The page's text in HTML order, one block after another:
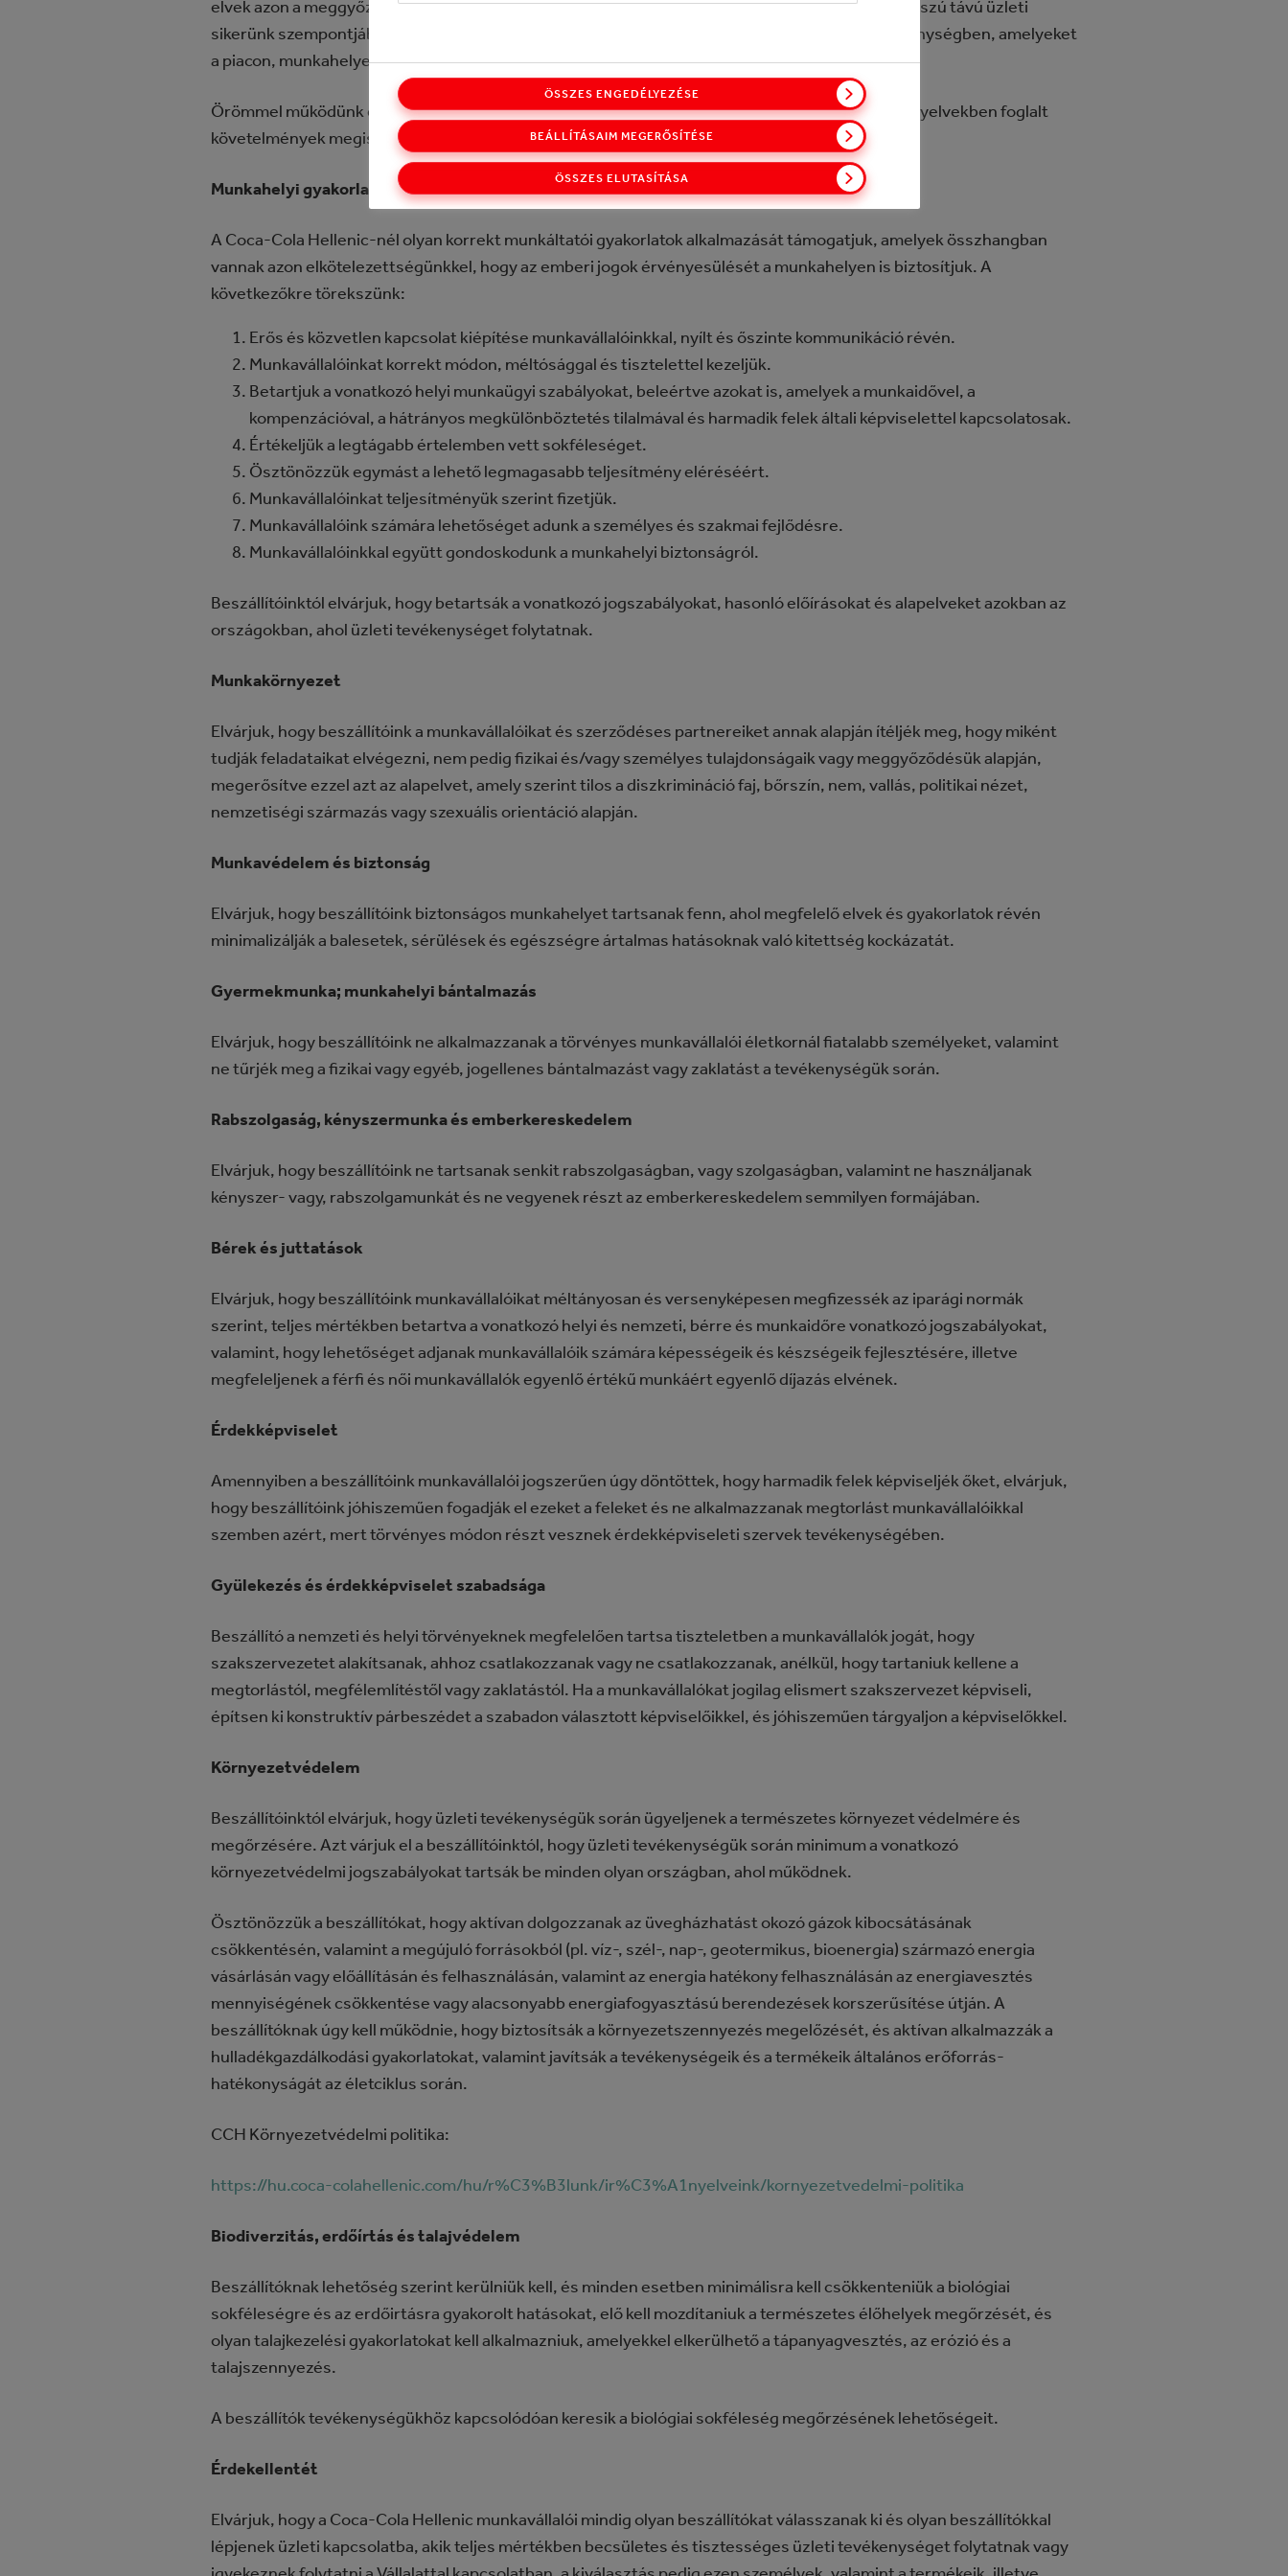
elvek azon a meggyőződésen alapulnak, hogy a társadalmi szerepvállalás alapvetően fontos hosszú távú üzleti
sikerünk szempontjából, ennek pedig meg kell nyilvánulnia azokban a kapcsolatokban és tevékenységben, amelyeket
a piacon, munkahelyeken, környezettel és a közösségekkel alakítunk ki és végzünk.
Örömmel működünk együtt a beszállítókkal annak érdekében, hogy biztosítsuk a Beszállítói Irányelvekben foglalt
követelmények megismerését és teljesítését.
Munkahelyi gyakorlatok
A Coca-Cola Hellenic-nél olyan korrekt munkáltatói gyakorlatok alkalmazását támogatjuk, amelyek összhangban
vannak azon elkötelezettségünkkel, hogy az emberi jogok érvényesülését a munkahelyen is biztosítjuk. A
következőkre törekszünk:
Erős és közvetlen kapcsolat kiépítése munkavállalóinkkal, nyílt és őszinte kommunikáció révén.
Munkavállalóinkat korrekt módon, méltósággal és tisztelettel kezeljük.
Betartjuk a vonatkozó helyi munkaügyi szabályokat, beleértve azokat is, amelyek a munkaidővel, a
kompenzációval, a hátrányos megkülönböztetés tilalmával és harmadik felek általi képviselettel kapcsolatosak.
Értékeljük a legtágabb értelemben vett sokféleséget.
Ösztönözzük egymást a lehető legmagasabb teljesítmény eléréséért.
Munkavállalóinkat teljesítményük szerint fizetjük.
Munkavállalóink számára lehetőséget adunk a személyes és szakmai fejlődésre.
Munkavállalóinkkal együtt gondoskodunk a munkahelyi biztonságról.
Beszállítóinktól elvárjuk, hogy betartsák a vonatkozó jogszabályokat, hasonló előírásokat és alapelveket azokban az
országokban, ahol üzleti tevékenységet folytatnak.
Munkakörnyezet
Elvárjuk, hogy beszállítóink a munkavállalóikat és szerződéses partnereiket annak alapján ítéljék meg, hogy miként
tudják feladataikat elvégezni, nem pedig fizikai és/vagy személyes tulajdonságaik vagy meggyőződésük alapján,
megerősítve ezzel azt az alapelvet, amely szerint tilos a diszkrimináció faj, bőrszín, nem, vallás, politikai nézet,
nemzetiségi származás vagy szexuális orientáció alapján.
Munkavédelem és biztonság
Elvárjuk, hogy beszállítóink biztonságos munkahelyet tartsanak fenn, ahol megfelelő elvek és gyakorlatok révén
minimalizálják a balesetek, sérülések és egészségre ártalmas hatásoknak való kitettség kockázatát.
Gyermekmunka; munkahelyi bántalmazás
Elvárjuk, hogy beszállítóink ne alkalmazzanak a törvényes munkavállalói életkornál fiatalabb személyeket, valamint
ne tűrjék meg a fizikai vagy egyéb, jogellenes bántalmazást vagy zaklatást a tevékenységük során.
Rabszolgaság, kényszermunka és emberkereskedelem
Elvárjuk, hogy beszállítóink ne tartsanak senkit rabszolgaságban, vagy szolgaságban, valamint ne használjanak
kényszer- vagy, rabszolgamunkát és ne vegyenek részt az emberkereskedelem semmilyen formájában.
Bérek és juttatások
Elvárjuk, hogy beszállítóink munkavállalóikat méltányosan és versenyképesen megfizessék az iparági normák
szerint, teljes mértékben betartva a vonatkozó helyi és nemzeti, bérre és munkaidőre vonatkozó jogszabályokat,
valamint, hogy lehetőséget adjanak munkavállalóik számára képességeik és készségeik fejlesztésére, illetve
megfeleljenek a férfi és női munkavállalók egyenlő értékű munkáért egyenlő díjazás elvének.
Érdekképviselet
Amennyiben a beszállítóink munkavállalói jogszerűen úgy döntöttek, hogy harmadik felek képviseljék őket, elvárjuk,
hogy beszállítóink jóhiszeműen fogadják el ezeket a feleket és ne alkalmazzanak megtorlást munkavállalóikkal
szemben azért, mert törvényes módon részt vesznek érdekképviseleti szervek tevékenységében.
Gyülekezés és érdekképviselet szabadsága
Beszállító a nemzeti és helyi törvényeknek megfelelően tartsa tiszteletben a munkavállalók jogát, hogy
szakszervezetet alakítsanak, ahhoz csatlakozzanak vagy ne csatlakozzanak, anélkül, hogy tartaniuk kellene a
megtorlástól, megfélemlítéstől vagy zaklatástól. Ha a munkavállalókat jogilag elismert szakszervezet képviseli,
építsen ki konstruktív párbeszédet a szabadon választott képviselőikkel, és jóhiszeműen tárgyaljon a képviselőkkel.
Környezetvédelem
Beszállítóinktól elvárjuk, hogy üzleti tevékenységük során ügyeljenek a természetes környezet védelmére és
megőrzésére. Azt várjuk el a beszállítóinktól, hogy üzleti tevékenységük során minimum a vonatkozó
környezetvédelmi jogszabályokat tartsák be minden olyan országban, ahol működnek.
Ösztönözzük a beszállítókat, hogy aktívan dolgozzanak az üvegházhatást okozó gázok kibocsátásának
csökkentésén, valamint a megújuló forrásokból (pl. víz-, szél-, nap-, geotermikus, bioenergia) származó energia
vásárlásán vagy előállításán és felhasználásán, valamint az energia hatékony felhasználásán az energiavesztés
mennyiségének csökkentése vagy alacsonyabb energiafogyasztású berendezések korszerűsítése útján. A
beszállítóknak úgy kell működnie, hogy biztosítsák a környezetszennyezés megelőzését, és aktívan alkalmazzák a
hulladékgazdálkodási gyakorlatokat, valamint javítsák a tevékenységeik és a termékeik általános erőforrás-
hatékonyságát az életciklus során.
CCH Környezetvédelmi politika:
https://hu.coca-colahellenic.com/hu/r%C3%B3lunk/ir%C3%A1nyelveink/kornyezetvedelmi-politika
Biodiverzitás, erdőírtás és talajvédelem
Beszállítóknak lehetőség szerint kerülniük kell, és minden esetben minimálisra kell csökkenteniük a biológiai
sokféleségre és az erdőirtásra gyakorolt hatásokat, elő kell mozdítaniuk a természetes élőhelyek megőrzését, és
olyan talajkezelési gyakorlatokat kell alkalmazniuk, amelyekkel elkerülhető a tápanyagvesztés, az erózió és a
talajszennyezés.
A beszállítók tevékenységükhöz kapcsolódóan keresik a biológiai sokféleség megőrzésének lehetőségeit.
Érdekellentét
Elvárjuk, hogy a Coca-Cola Hellenic munkavállalói mindig olyan beszállítókat válasszanak ki és olyan beszállítókkal
lépjenek üzleti kapcsolatba, akik teljes mértékben becsületes és tisztességes üzleti tevékenységet folytatnak vagy
ÖSSZES ELUTASÍTÁSA
BEÁLLÍTÁSAIM MEGERŐSÍTÉSE
ÖSSZES ENGEDÉLYEZÉSE